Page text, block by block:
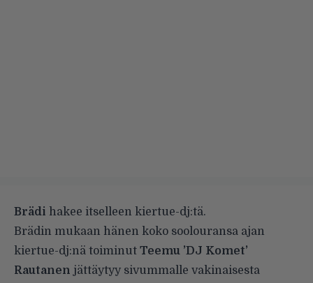
Brädi hakee itselleen kiertue-dj:tä.
Brädin mukaan hänen koko soolouransa ajan
kiertue-dj:nä toiminut Teemu ’DJ Komet’
Rautanen jättäytyy sivummalle vakinaisesta